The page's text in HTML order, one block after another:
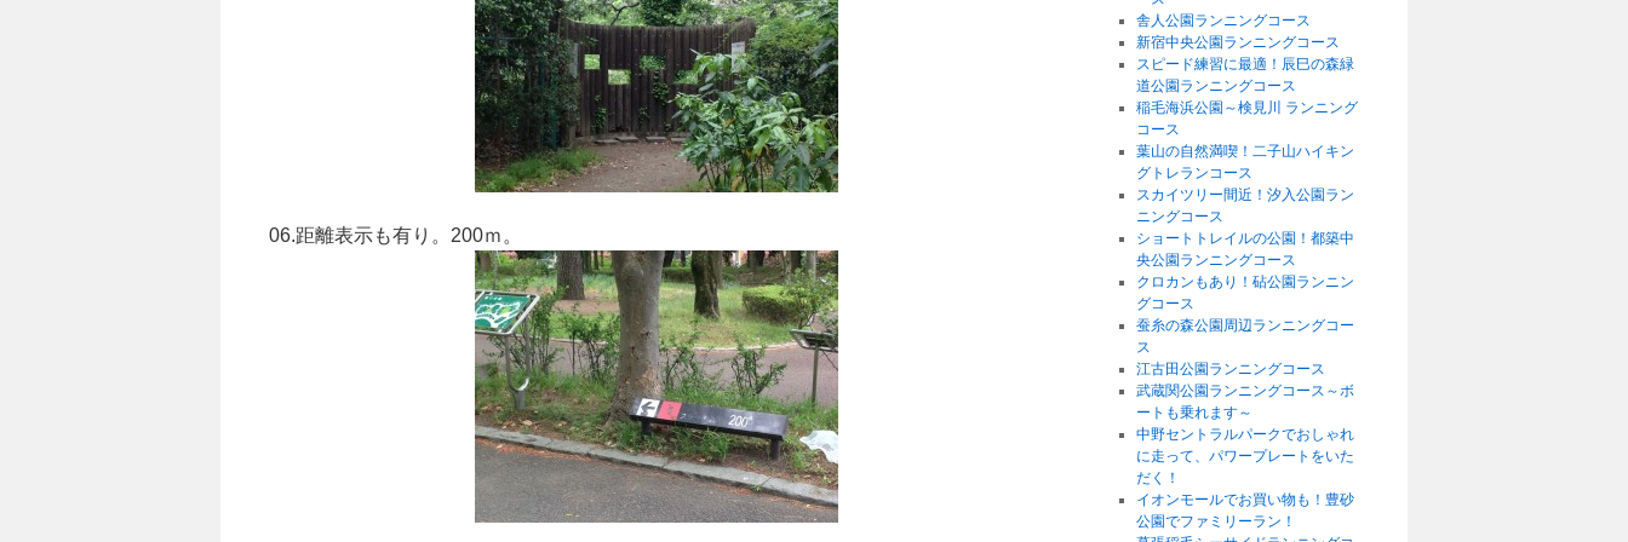
06.距離表示も有り。200ｍ。
舎人公園ランニングコース
新宿中央公園ランニングコース
スピード練習に最適！辰巳の森緑
道公園ランニングコース
稲毛海浜公園～検見川 ランニング
コース
葉山の自然満喫！二子山ハイキン
グトレランコース
スカイツリー間近！汐入公園ラン
ニングコース
ショートトレイルの公園！都築中
央公園ランニングコース
クロカンもあり！砧公園ランニン
グコース
蚕糸の森公園周辺ランニングコー
ス
江古田公園ランニングコース
武蔵関公園ランニングコース～ボ
ートも乗れます～
中野セントラルパークでおしゃれ
に走って、パワープレートをいた
だく！
イオンモールでお買い物も！豊砂
公園でファミリーラン！